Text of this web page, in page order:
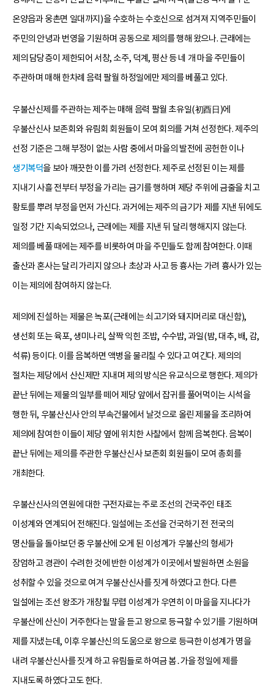
온양읍과 웅촌면 일대까지)을 수호하는 수호신으로 섬겨져 지역주민들이
주민의 안녕과 번영을 기원하며 공동으로 제의를 행해 왔으나. 근래에는
제의 담당층이 제한되어 서창, 소주, 덕계, 평산 등 네 개 마을 주민들이
주관하며 매해 한차례 음력 팔월 하정일에만 제의를 베풀고 있다.
우불산신제를 주관하는 제주는 매해 음력 팔월 초유일(初酉日)에
우불산신사 보존회와 유림회 회원들이 모여 회의를 거쳐 선정한다. 제주의
선정 기준은 그해 부정이 없는 사람 중에서 마을의 발전에 공헌한 이나
생기복덕을 보아 깨끗한 이를 가려 선정한다. 제주로 선정된 이는 제를
지내기 사흘 전부터 부정을 가리는 금기를 행하며 제당 주위에 금줄을 치고
황토를 뿌려 부정을 먼저 가신다. 과거에는 제주의 금기가 제를 지낸 뒤에도
일정 기간 지속되었으나, 근래에는 제를 지낸 뒤 달리 행해지지 않는다.
제의를 베풀 때에는 제주를 비롯하여 마을 주민들도 함께 참여한다. 이때
출산과 혼사는 달리 가리지 않으나 초상과 사고 등 흉사는 가려 흉사가 있는
이는 제의에 참여하지 않는다.
제의에 진설하는 제물은 녹포(근래에는 쇠고기와 돼지머리로 대신함),
생선회 또는 육포, 생미나리, 살짝 익힌 조밥, 수수밥, 과일(밤, 대추, 배, 감,
석류) 등이다. 이를 음복하면 액병을 물리칠 수 있다고 여긴다. 제의의
절차는 제당에서 산신제만 지내며 제의 방식은 유교식으로 행한다. 제의가
끝난 뒤에는 제물의 일부를 떼어 제당 앞에서 잡귀를 풀어먹이는 시석을
행한 뒤, 우불산신사 안의 부속건물에서 날것으로 올린 제물을 조리하여
제의에 참여한 이들이 제당 옆에 위치한 사찰에서 함께 음복한다. 음복이
끝난 뒤에는 제의를 주관한 우불산신사 보존회 회원들이 모여 총회를
개최한다.
우불산신사의 연원에 대한 구전자료는 주로 조선의 건국주인 태조
이성계와 연계되어 전해진다. 일설에는 조선을 건국하기 전 전국의
명산들을 돌아보던 중 우불산에 오게 된 이성계가 우불산의 형세가
장엄하고 경관이 수려한 것에 반한 이성계가 이곳에서 발원하면 소원을
성취할 수 있을 것으로 여겨 우불산신사를 짓게 하였다고 한다. 다른
일설에는 조선 왕조가 개창될 무렵 이성계가 우연히 이 마을을 지나다가
우불산에 산신이 거주한다는 말을 듣고 왕으로 등극할 수 있기를 기원하며
제를 지냈는데, 이후 우불산신의 도움으로 왕으로 등극한 이성계가 명을
내려 우불산신사를 짓게 하고 유림들로 하여금 봄․가을 정일에 제를
지내도록 하였다고도 한다.